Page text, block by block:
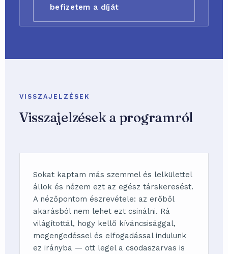
befizetem a díját
VISSZAJELZÉSEK
Visszajelzések a programról
Sokat kaptam más szemmel és lelkülettel
állok és nézem ezt az egész társkeresést.
A nézőpontom észrevétele: az erőből
akarásból nem lehet ezt csinálni. Rá
világítottál, hogy kellő kíváncsisággal,
megengedéssel és elfogadással indulunk
ez irányba — ott legel a csodaszarvas is